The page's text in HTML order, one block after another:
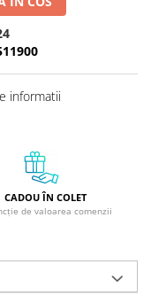
informatii
CADOU ÎN COLET
de valoarea comenzii